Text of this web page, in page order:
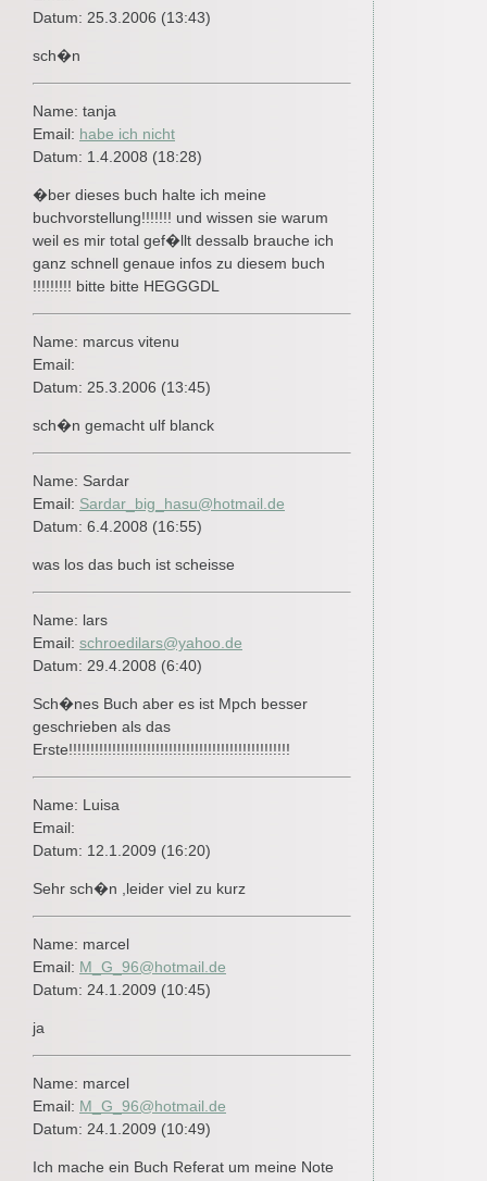
Datum: 25.3.2006 (13:43)
sch�n
Name: tanja
Email: habe ich nicht
Datum: 1.4.2008 (18:28)
�ber dieses buch halte ich meine
buchvorstellung!!!!!!! und wissen sie warum
weil es mir total gef�llt dessalb brauche ich
ganz schnell genaue infos zu diesem buch
!!!!!!!!! bitte bitte HEGGGDL
Name: marcus vitenu
Email:
Datum: 25.3.2006 (13:45)
sch�n gemacht ulf blanck
Name: Sardar
Email: Sardar_big_hasu@hotmail.de
Datum: 6.4.2008 (16:55)
was los das buch ist scheisse
Name: lars
Email: schroedilars@yahoo.de
Datum: 29.4.2008 (6:40)
Sch�nes Buch aber es ist Mpch besser
geschrieben als das
Erste!!!!!!!!!!!!!!!!!!!!!!!!!!!!!!!!!!!!!!!!!!!!!!!!!!!
Name: Luisa
Email:
Datum: 12.1.2009 (16:20)
Sehr sch�n ,leider viel zu kurz
Name: marcel
Email: M_G_96@hotmail.de
Datum: 24.1.2009 (10:45)
ja
Name: marcel
Email: M_G_96@hotmail.de
Datum: 24.1.2009 (10:49)
Ich mache ein Buch Referat um meine Note